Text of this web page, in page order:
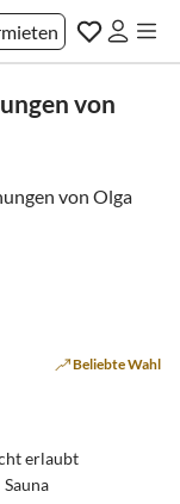
von
von Olga
Beliebte Wahl
erlaubt
Sauna